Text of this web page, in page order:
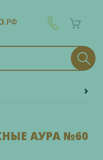
АУРА №60